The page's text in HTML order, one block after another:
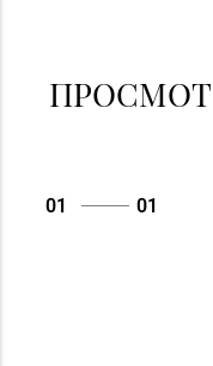
01 01